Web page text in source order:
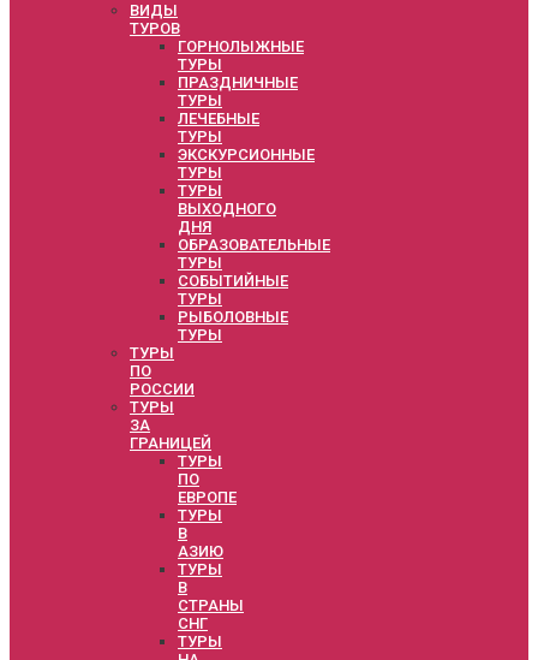
ВИДЫ
ТУРОВ
ГОРНОЛЫЖНЫЕ
ТУРЫ
ПРАЗДНИЧНЫЕ
ТУРЫ
ЛЕЧЕБНЫЕ
ТУРЫ
ЭКСКУРСИОННЫЕ
ТУРЫ
ТУРЫ
ВЫХОДНОГО
ДНЯ
ОБРАЗОВАТЕЛЬНЫЕ
ТУРЫ
СОБЫТИЙНЫЕ
ТУРЫ
РЫБОЛОВНЫЕ
ТУРЫ
ТУРЫ
ПО
РОССИИ
ТУРЫ
ЗА
ГРАНИЦЕЙ
ТУРЫ
ПО
ЕВРОПЕ
ТУРЫ
В
АЗИЮ
ТУРЫ
В
СТРАНЫ
СНГ
ТУРЫ